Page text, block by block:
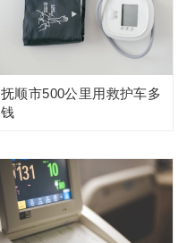
抚顺市500公里用救护车多
钱